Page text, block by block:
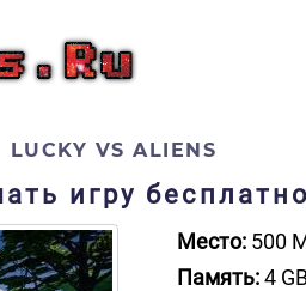
LUCKY VS ALIENS
игру
Место: 500
Память:4